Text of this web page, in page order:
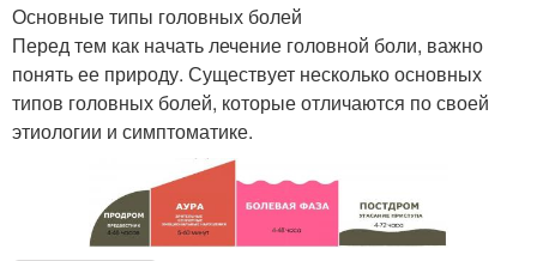
Основные типы головных болей
Перед тем как начать лечение головной боли, важно
понять ее природу. Существует несколько основных
типов головных болей, которые отличаются по своей
этиологии и симптоматике.